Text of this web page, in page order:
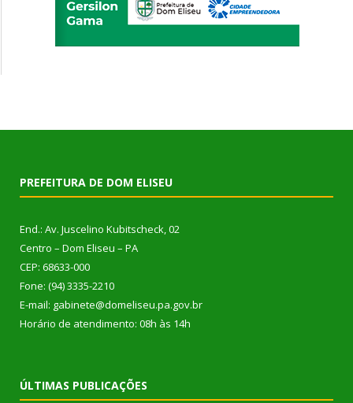
PREFEITURA DE DOM ELISEU
End.: Av. Juscelino Kubitscheck, 02
Centro – Dom Eliseu – PA
CEP: 68633-000
Fone: (94) 3335-2210
E-mail: gabinete@domeliseu.pa.gov.br
Horário de atendimento: 08h às 14h
ÚLTIMAS PUBLICAÇÕES